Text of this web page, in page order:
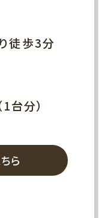
徒歩3分
台分）
ら